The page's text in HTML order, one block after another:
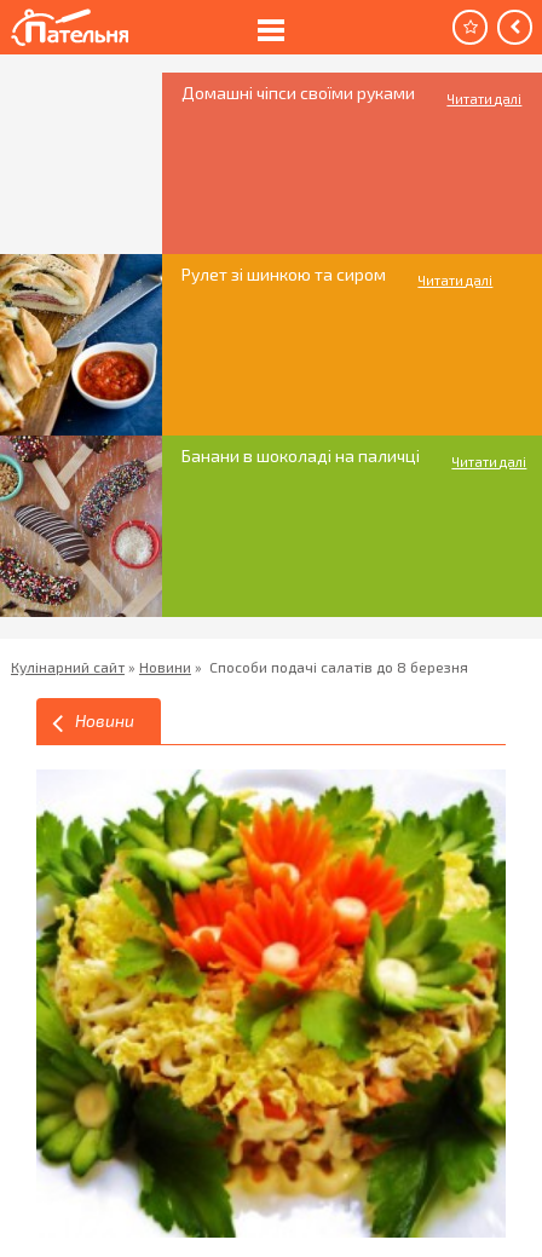
Домашні чіпси своїми руками Читати далі
Рулет зі шинкою та сиром Читати далі
Банани в шоколаді на паличці Читати далі
Кулінарний сайт» Новини » Способи подачі салатів до 8 березня
Новини